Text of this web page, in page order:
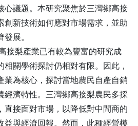
心議題。本研究聚焦於三灣鄉高接
創新技術如何應對市場需求，並助
展。
接梨產業已有較為豐富的研究成
關學術探討仍相對有限。因此，
業為核心，探討當地農民自產自銷
經濟特性。三灣鄉高接梨農民多採
直接面對市場，以降低對中間商的
益與經濟回報。然而，此種經營模